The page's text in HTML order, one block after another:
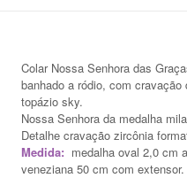
Colar Nossa Senhora das
banhado a ródio, com
topázio sky.
Nossa Senhora da medalha
Detalhe cravação zircônia
Medida: medalha oval 2,0 cm
veneziana 50 cm com extensor.